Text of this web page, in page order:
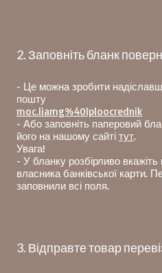
2. Заповніть бланк
- Це можна зробити
пошту
moc.liamg%40lploocrednik
- Або заповніть паперовий
його на нашому сайті тут.
Увага!
- У бланку розбірливо вкажіть
власника банківської карти.
заповнили всі поля.
3. Відправте товар